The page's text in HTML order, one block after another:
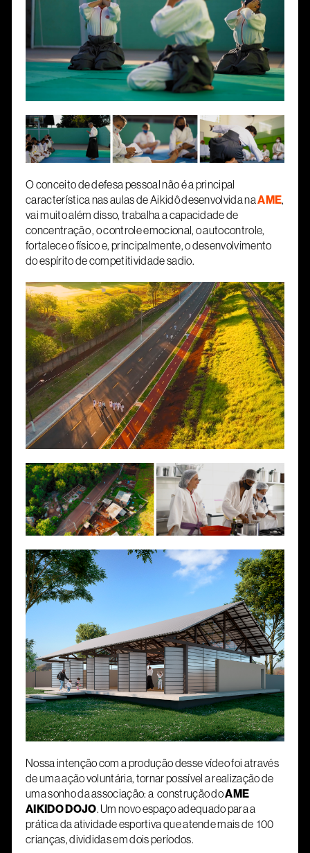
O conceito de defesa pessoal não é a principal
característica nas aulas de Aikidô desenvolvida naAME,
vai muito além disso, trabalha a capacidade de
concentração , o controle emocional, o autocontrole,
fortalece o físico e, principalmente, o desenvolvimento
do espírito de competitividade sadio.
Nossa intenção com a produção desse vídeo foi através
de uma ação voluntária, tornar possível a realização de
uma sonho da associação: a construção doAME
AIKIDO DOJO. Um novo espaço adequado para a
prática da atividade esportiva que atende mais de 100
crianças, divididas em dois períodos.